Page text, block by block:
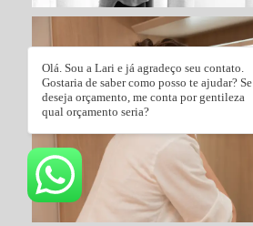
Olá. Sou a Lari e já agradeço seu contato.
Gostaria de saber como posso te ajudar? Se
deseja orçamento, me conta por gentileza
qual orçamento seria?